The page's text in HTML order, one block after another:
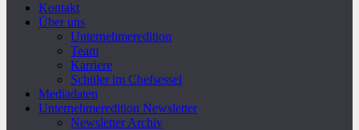
Kontakt
Über uns
Unternehmeredition
Team
Karriere
Schüler im Chefsessel
Mediadaten
Unternehmeredition Newsletter
Newsletter Archiv